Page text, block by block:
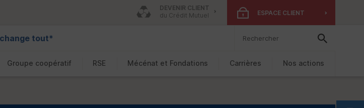
DEVENIR CLIENT
du Crédit Mutuel
ESPACE CLIENT
tout*
Groupe coopératif RSE Mécénat et Fondations Carrières Nos actions